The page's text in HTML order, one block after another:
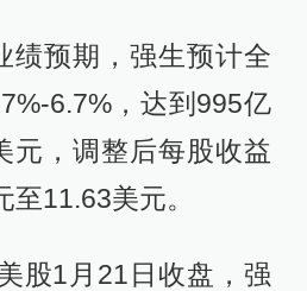
绩预期，强生预计全
6.7%，达到995亿
元，调整后每股收益
11.63美元。
股1月21日收盘，强